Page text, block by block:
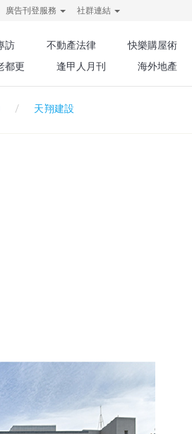
廣告刊登服務 社群連結
訪 不動產法律 快樂購屋術
都更 逢甲人月刊 海外地產
天翔建設